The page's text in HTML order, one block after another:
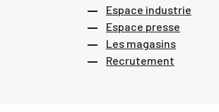
Espace industrie
Espace presse
Les magasins
Recrutement